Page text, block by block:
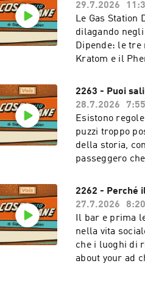
29.7.2026
Le Gas Station
dilagando
Dipende: le tre
Kratom e il
megaphone.fm/
2263 - Puoi
28.7.2026
7:55
Esistono
puzzi troppo
della storia,
passeggero che stava
2262 - Perché
27.7.2026
8:20
Il bar e prima
nella vita
che i luoghi di
about your ad